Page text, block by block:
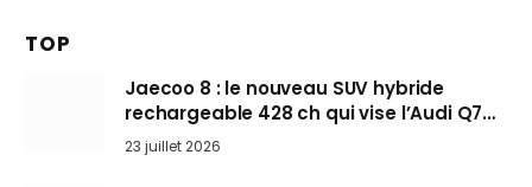
TOP
Jaecoo 8 : le nouveau SUV hybride
rechargeable 428 ch qui vise l’Audi Q7
arrive en Europe cet automne
23 juillet 2026